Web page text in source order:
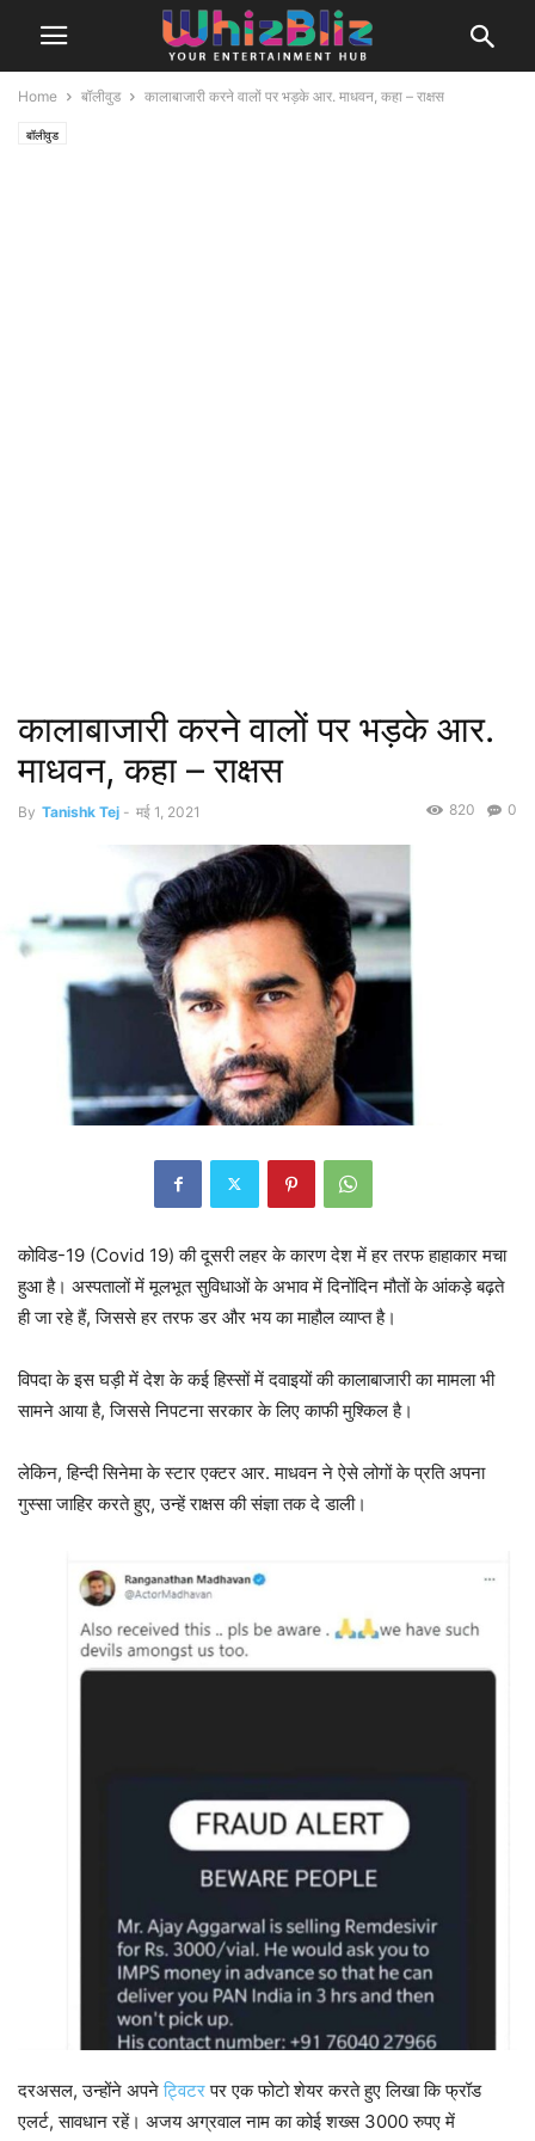
Home बॉलीवुड कालाबाजारी करने वालों पर भड़के आर. माधवन, कहा – राक्षस
बॉलीवुड
कालाबाजारी करने वालों पर भड़के आर.
माधवन, कहा – राक्षस
By Tanishk Tej - मई 1, 2021 0
820
कोविड-19 (Covid 19) की दूसरी लहर के कारण देश में हर तरफ हाहाकार मचा
हुआ है। अस्पतालों में मूलभूत सुविधाओं के अभाव में दिनोंदिन मौतों के आंकड़े बढ़ते
ही जा रहे हैं, जिससे हर तरफ डर और भय का माहौल व्याप्त है।
विपदा के इस घड़ी में देश के कई हिस्सों में दवाइयों की कालाबाजारी का मामला भी
सामने आया है, जिससे निपटना सरकार के लिए काफी मुश्किल है।
लेकिन, हिन्दी सिनेमा के स्टार एक्टर आर. माधवन ने ऐसे लोगों के प्रति अपना
गुस्सा जाहिर करते हुए, उन्हें राक्षस की संज्ञा तक दे डाली।
दरअसल, उन्होंने अपनेट्विटरपर एक फोटो शेयर करते हुए लिखा कि फ्रॉड
एलर्ट, सावधान रहें। अजय अग्रवाल नाम का कोई शख्स 3000 रुपए में